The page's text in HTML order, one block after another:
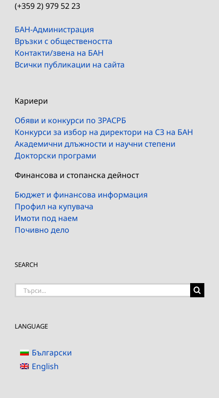
(+359 2) 979 52 23
БАН-Администрация
Връзки с обществеността
Контакти/звена на БАН
Всички публикации на сайта
Кариери
Обяви и конкурси по ЗРАСРБ
Конкурси за избор на директори на СЗ на БАН
Академични длъжности и научни степени
Докторски програми
Финансова и стопанска дейност
Бюджет и финансова информация
Профил на купувача
Имоти под наем
Почивно дело
SEARCH
Търсене
LANGUAGE
Български
English